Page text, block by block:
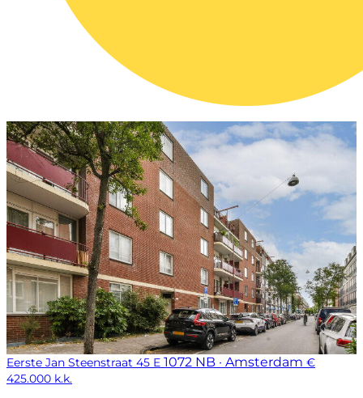
Eerste Jan Steenstraat 45 E 1072 NB · Amsterdam €
425.000 k.k.